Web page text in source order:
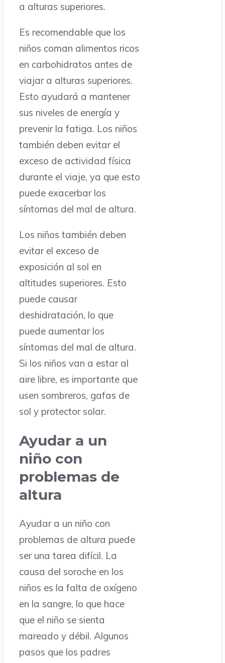
a alturas superiores.
Es recomendable que los
niños coman alimentos ricos
en carbohidratos antes de
viajar a alturas superiores.
Esto ayudará a mantener
sus niveles de energía y
prevenir la fatiga. Los niños
también deben evitar el
exceso de actividad física
durante el viaje, ya que esto
puede exacerbar los
síntomas del mal de altura.
Los niños también deben
evitar el exceso de
exposición al sol en
altitudes superiores. Esto
puede causar
deshidratación, lo que
puede aumentar los
síntomas del mal de altura.
Si los niños van a estar al
aire libre, es importante que
usen sombreros, gafas de
sol y protector solar.
Ayudar a un
niño con
problemas de
altura
Ayudar a un niño con
problemas de altura puede
ser una tarea difícil. La
causa del soroche en los
niños es la falta de oxígeno
en la sangre, lo que hace
que el niño se sienta
mareado y débil. Algunos
pasos que los padres